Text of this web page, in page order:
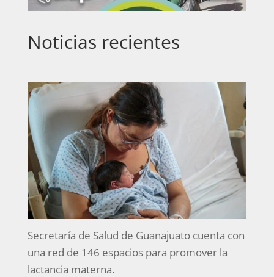
Noticias recientes
Secretaría de Salud de Guanajuato cuenta con
una red de 146 espacios para promover la
lactancia materna.